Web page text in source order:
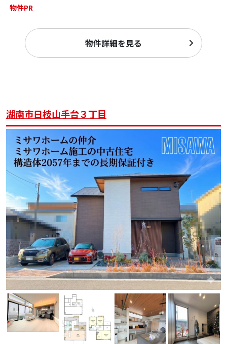
物件PR
物件詳細を見る
湖南市日枝山手台３丁目